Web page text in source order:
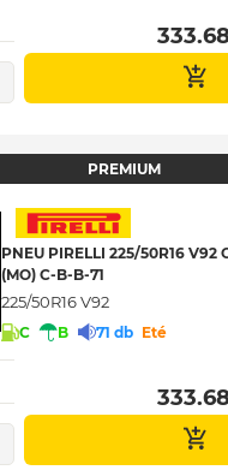
PREMIUM
PNEU PIRELLI 225/50R16 V92
(MO) C-B-B-71
225/50R16 V92
C B 71 db Eté